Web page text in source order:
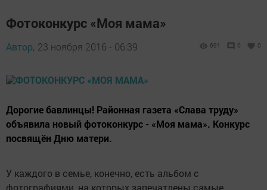
Фотоконкурс «Моя мама»
Автор, 23 ноября 2016 - 06:39 691 0 0
Дорогие бавлинцы! Районная газета «Слава труду»
объявила новый фотоконкурс - «Моя мама». Конкурс
посвящён Дню матери.
У каждого в семье, конечно, есть альбом с
фотографиями, на которых запечатлены самые